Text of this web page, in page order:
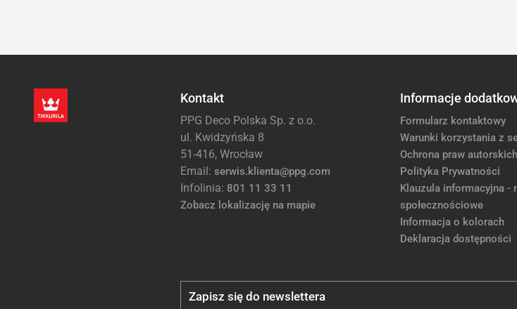
Kontakt
PPG Deco Polska Sp. z o.o.
ul. Kwidzyńska 8
51-416, Wrocław
Email: serwis.klienta@ppg.com
Infolinia: 801 11 33 11
Zobacz lokalizację na mapie
Informacje
Formularz kontaktowy
Warunki korzystania z
Ochrona praw autorskich
Polityka Prywatności
Klauzula informacyjna -
społecznościowe
Informacja o kolorach
Deklaracja dostępności
Zapisz się do newslettera